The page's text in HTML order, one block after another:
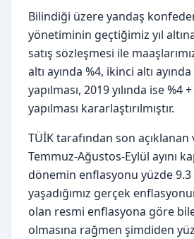
Bilindiği üzere yandaş
yönetiminin geçtiğimiz yıl
satış sözleşmesi ile
altı ayında %4, ikinci altı
yapılması, 2019 yılında ise %4
yapılması kararlaştırılmıştır.
TÜİK tarafından son
Temmuz-Ağustos-Eylül ayını
dönemin enflasyonu yüzde 9.3
yaşadığımız gerçek
olan resmi enflasyona göre
olmasına rağmen şimdiden